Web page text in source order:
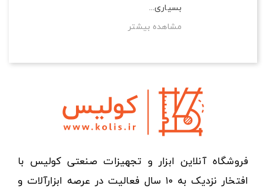
بسیاری...
مشاهده بیشتر
فروشگاه آنلاین ابزار و تجهیزات صنعتی کولیس با
افتخار نزدیک به ۱۰ سال فعالیت در عرصه ابزارآلات و